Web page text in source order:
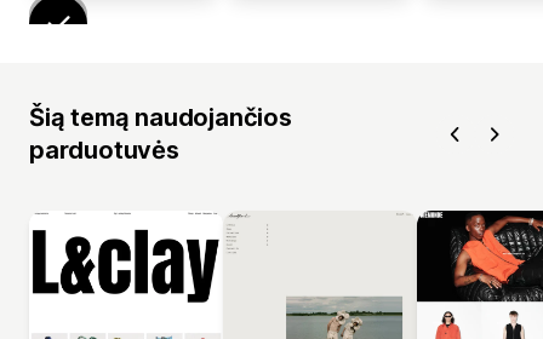
Šią temą naudojančios
parduotuvės